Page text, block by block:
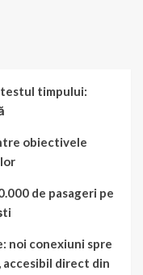
timpului:
obiectivele
de pasageri pe
noi conexiuni spre
accesibil direct din